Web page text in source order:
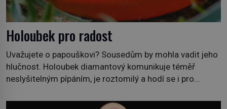
Holoubek pro radost
Uvažujete o papouškovi? Sousedům by mohla vadit jeho
hlučnost. Holoubek diamantový komunikuje téměř
neslyšitelným pípáním, je roztomilý a hodí se i pro
klidného ptáčka, který většinu dne jen posedává. Hodně